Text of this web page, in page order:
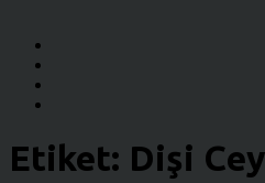
Etiket: Dişi